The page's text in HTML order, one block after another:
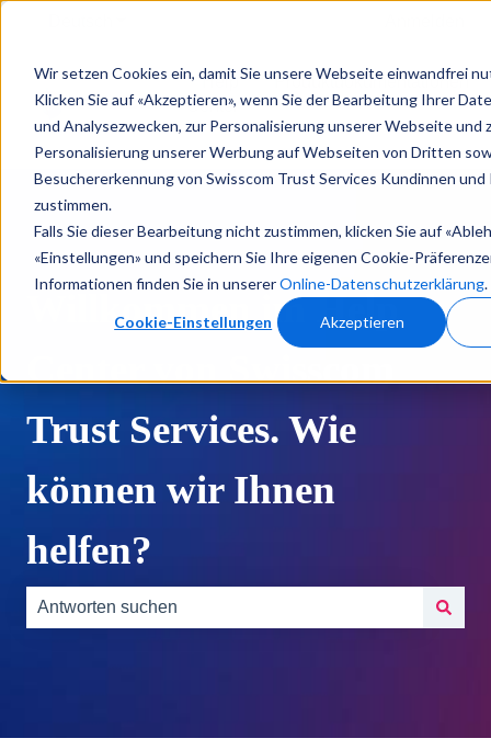
Wir setzen Cookies ein, damit Sie unsere Webseite einwandfrei
Klicken Sie auf «Akzeptieren», wenn Sie der Bearbeitung Ihrer
und Analysezwecken, zur Personalisierung unserer Webseite und
Personalisierung unserer Werbung auf Webseiten von Dritten
Besuchererkennung von Swisscom Trust Services Kundinnen und
zustimmen.
Falls Sie dieser Bearbeitung nicht zustimmen, klicken Sie auf
«Einstellungen» und speichern Sie Ihre eigenen Cookie-
Informationen finden Sie in unsererOnline-Datenschutzerklärung.
Cookie-Einstellungen Akzeptieren
Help
Center
Produktdokumentationen
Willkommen im Help
Center von Swisscom
Trust Services. Wie
können wir Ihnen
helfen?